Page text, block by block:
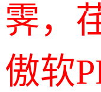
霁，
傲软